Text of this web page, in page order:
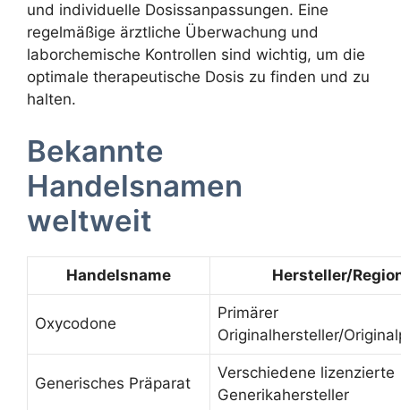
und individuelle Dosissanpassungen. Eine
regelmäßige ärztliche Überwachung und
laborchemische Kontrollen sind wichtig, um die
optimale therapeutische Dosis zu finden und zu
halten.
Bekannte
Handelsnamen
weltweit
Handelsname Hersteller/
Oxycodone
Primärer
Originalhersteller/
Generisches Präparat
Verschiedene lizenzierte
Generikahersteller